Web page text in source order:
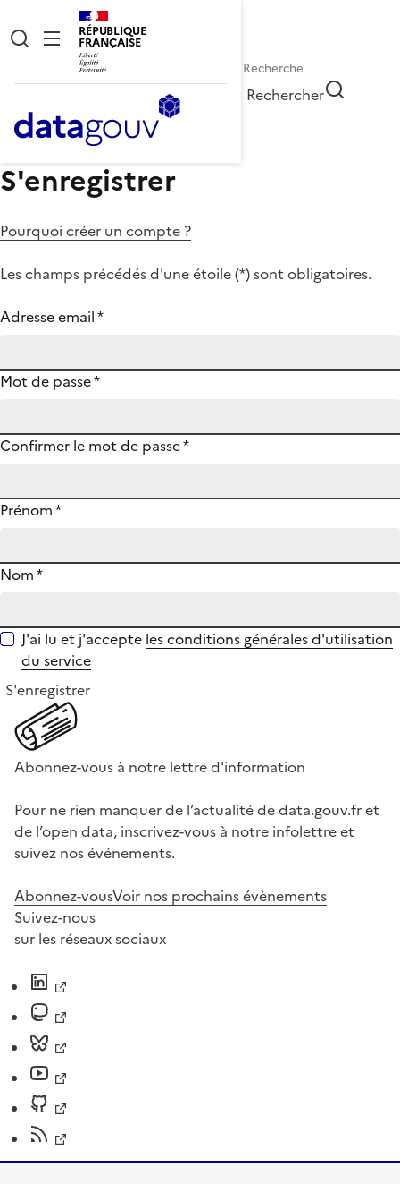
RÉPUBLIQUE
FRANÇAISE
Rechercher
S'enregistrer
Pourquoi créer un compte ?
Les champs précédés d'une étoile (*) sont obligatoires.
Adresse email*
Mot de passe*
Confirmer le mot de passe*
Prénom*
Nom*
J'ai lu et j'accepte les conditions générales d'utilisation
du service
S'enregistrer
Abonnez-vous à notre lettre d'information
Pour ne rien manquer de l’actualité de data.gouv.fr et
de l’open data, inscrivez-vous à notre infolettre et
suivez nos événements.
Abonnez-vousVoir nos prochains évènements
Suivez-nous
sur les réseaux sociaux